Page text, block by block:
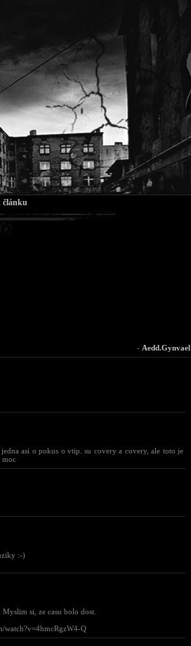
článku
- Aedd.Gynvael
asi o pokus o vtip. su covery a covery, ale toto je
moc
:-)
si, ze casu bolo dost.
watch?v=4hmcRgzW4-Q